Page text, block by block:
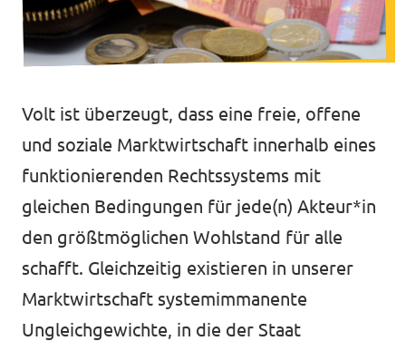
Unsere Events
Deine Spende für Volt!
Jobs bei Volt
Volt ist überzeugt, dass eine freie, offene
und soziale Marktwirtschaft innerhalb eines
funktionierenden Rechtssystems mit
gleichen Bedingungen für jede(n) Akteur*in
den größtmöglichen Wohlstand für alle
schafft. Gleichzeitig existieren in unserer
Marktwirtschaft systemimmanente
Ungleichgewichte, in die der Staat